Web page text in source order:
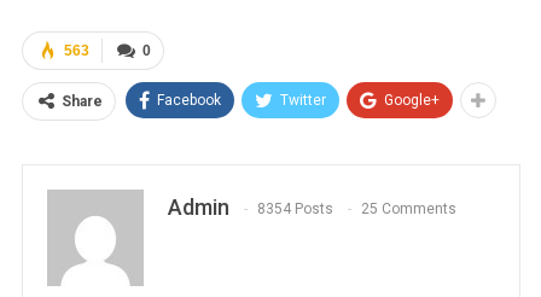
0
563
Share Facebook Twitter Google+
Admin 8354 Posts 25 Comments